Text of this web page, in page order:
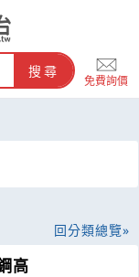
搜尋
免費詢價
回分類總覽
高